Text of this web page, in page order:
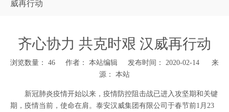
威再行动
齐心协力 共克时艰 汉威再行动
浏览数量： 46 作者： 本站编辑 发布时间： 2020-02-14 来
源： 本站
["wechat","weibo","qzone","douban","email"]
新冠肺炎疫情开始以来，疫情防控阻击战已进入攻坚期和关键
期，疫情当前，使命在肩。泰安汉威集团有限公司于春节前1月23